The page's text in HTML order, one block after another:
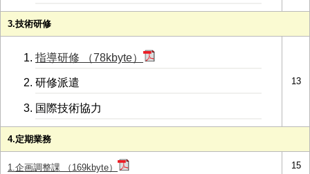
3.技術研修
指導研修 （78kbyte）
研修派遣
国際技術協力
13
4.定期業務
1.企画調整課 （169kbyte） 15